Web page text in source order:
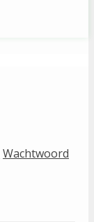
Wachtwoord